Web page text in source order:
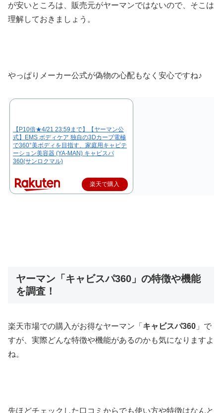
が安いところは、販売元がヤーマンではないので、そこは
理解しておきましょう。
やっぱりメーカー公式が偽物の心配もなく安心ですね♪
【P10倍★4/21 23:59まで】【ヤーマン公
式】EMS ボディケア 独自の3Dカーブ電極
で360°美ボディを目指す、家庭用キャビテ
ーション美容器 (YA-MAN) キャビスパ
360(サンロクマル)
楽天で購入
ヤーマン「キャビスパ360」の特徴や機能
を調査！
楽天市場での購入がお得なヤーマン「 キャビスパ360 」で
すが、実際どんな特徴や機能があるのかも気になりますよ
ね。
先ほどチェックした口コミからでも使い方や特徴はなんと